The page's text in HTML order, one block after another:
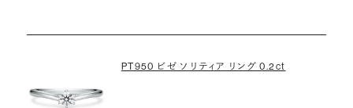
PT950 ビゼ ソリティア リング 0.2ct